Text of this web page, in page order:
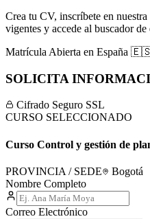
Crea tu CV, inscríbete en
vigentes y accede al buscador de
Matrícula Abierta en España
SOLICITA
Cifrado Seguro SSL
CURSO SELECCIONADO
Curso Control y gestión de
PROVINCIA / SEDE
Bogotá
Nombre Completo
Correo Electrónico